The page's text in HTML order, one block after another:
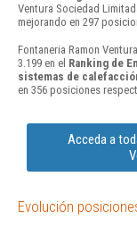
Ventura Sociedad
mejorando en 297
Fontaneria Ramon
3.199 en el Ranking de
sistemas de
en 356 posiciones
Acceda a
Evolución